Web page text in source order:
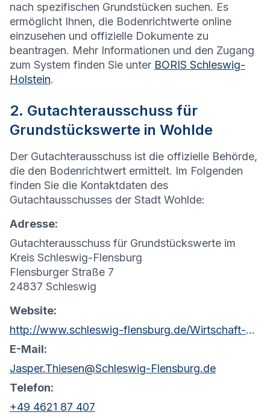
nach spezifischen Grundstücken suchen. Es
ermöglicht Ihnen, die Bodenrichtwerte online
einzusehen und offizielle Dokumente zu
beantragen. Mehr Informationen und den Zugang
zum System finden Sie unter BORIS Schleswig-
Holstein.
2. Gutachterausschuss für
Grundstückswerte in Wohlde
Der Gutachterausschuss ist die offizielle Behörde,
die den Bodenrichtwert ermittelt. Im Folgenden
finden Sie die Kontaktdaten des
Gutachtausschusses der Stadt Wohlde:
Adresse:
Gutachterausschuss für Grundstückswerte im
Kreis Schleswig-Flensburg
Flensburger Straße 7
24837 Schleswig
Website:
http://www.schleswig-flensburg.de/Wirtschaft-Umwelt/Gutachterausschuss/
E-Mail:
Jasper.Thiesen@Schleswig-Flensburg.de
Telefon:
+49 4621 87 407